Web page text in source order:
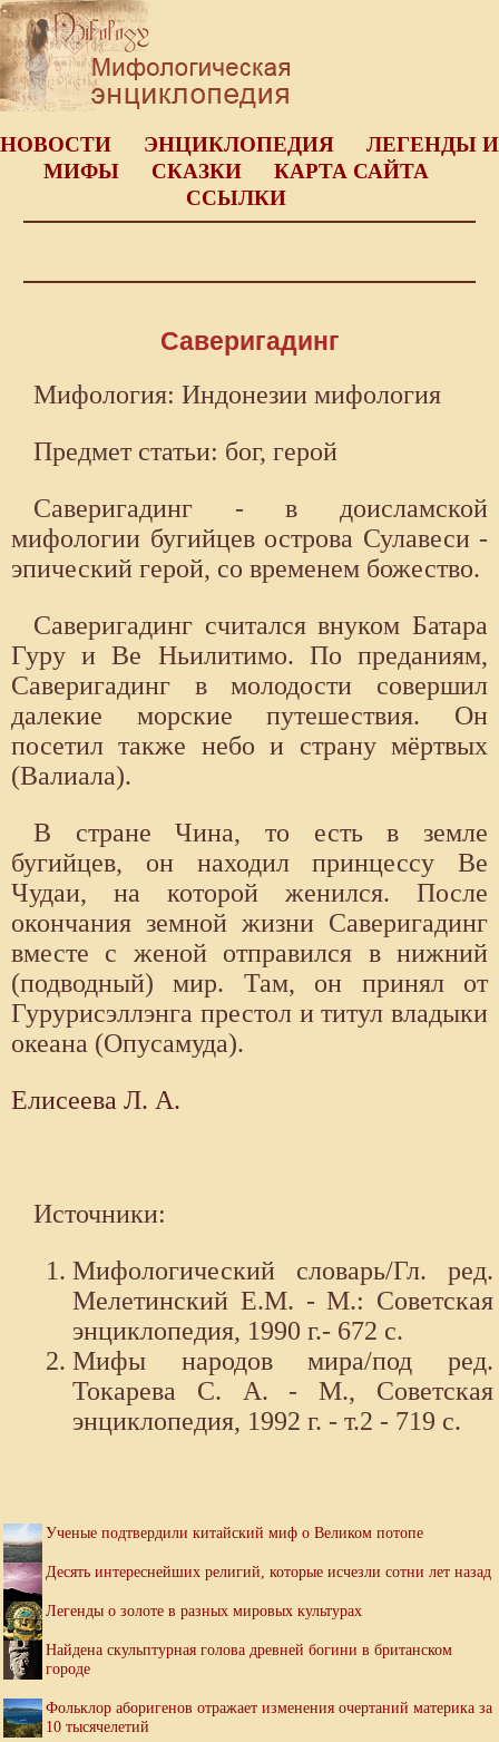
НОВОСТИ ЭНЦИКЛОПЕДИЯ
ЛЕГЕНДЫ И
МИФЫ
СКАЗКИ
КАРТА САЙТА
ССЫЛКИ
Саверигадинг
Мифология: Индонезии мифология
Предмет статьи: бог, герой
Саверигадинг - в доисламской
мифологии бугийцев острова Сулавеси -
эпический герой, со временем божество.
Саверигадинг считался внуком Батара
Гуру и Be Ньилитимо. По преданиям,
Саверигадинг в молодости совершил
далекие морские путешествия. Он
посетил также небо и страну мёртвых
(Валиала).
В стране Чина, то есть в земле
бугийцев, он находил принцессу Be
Чудаи, на которой женился. После
окончания земной жизни Саверигадинг
вместе с женой отправился в нижний
(подводный) мир. Там, он принял от
Гурурисэллэнга престол и титул владыки
океана (Опусамуда).
Елисеева Л. А.
Источники:
Мифологический словарь/Гл. ред.
Мелетинский Е.М. - М.: Советская
энциклопедия, 1990 г.- 672 с.
Мифы народов мира/под ред.
Токарева С. А. - М., Советская
энциклопедия, 1992 г. - т.2 - 719 с.
Ученые подтвердили китайский миф о Великом потопе
Десять интереснейших религий, которые исчезли сотни лет назад
Легенды о золоте в разных мировых культурах
Найдена скульптурная голова древней богини в британском
городе
Фольклор аборигенов отражает изменения очертаний материка за
10 тысячелетий